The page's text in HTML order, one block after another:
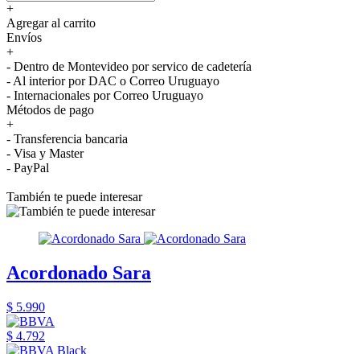
+
Agregar al carrito
Envíos
+
- Dentro de Montevideo por servico de cadetería
- Al interior por DAC o Correo Uruguayo
- Internacionales por Correo Uruguayo
Métodos de pago
+
- Transferencia bancaria
- Visa y Master
- PayPal
También te puede interesar
Acordonado Sara
$ 5.990
$ 4.792